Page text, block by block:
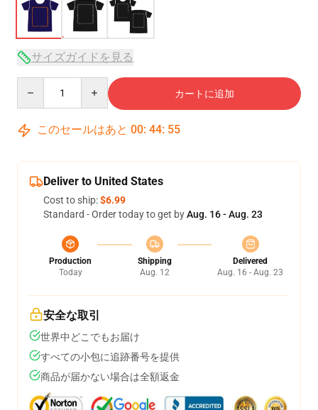
サイズガイドを見る
カートに追加
このセールはあと 00: 44: 54
Deliver to United States
Cost to ship:$6.99
Standard - Order today to get byAug. 16 - Aug. 23
Production
Today
Shipping
Aug. 12
Delivered
Aug. 16 - Aug. 23
安全な取引
世界中どこでもお届け
すべての小包に追跡番号を提供
商品が届かない場合は全額返金